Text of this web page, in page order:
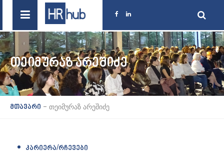
ᲗᲔᲘᲛᲣᲠᲐᲖ ᲐᲠᲔᲨᲘᲫᲔ
მთავარი - თეიმურაზ არეშიძე
ᲙᲐᲠᲘᲔᲠᲐ/ᲠᲩᲔᲕᲔᲑᲘ